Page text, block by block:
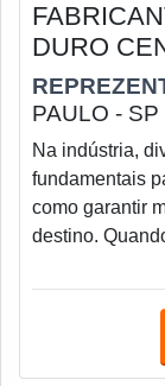
DURO
PAULO - SP
Na indústria,
fundamentais
como garantir
destino.
usada para
fabricação da